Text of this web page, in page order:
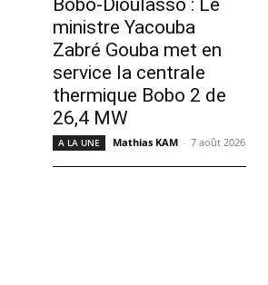
Bobo-Dioulasso : Le
ministre Yacouba
Zabré Gouba met en
service la centrale
thermique Bobo 2 de
26,4 MW
A LA UNE Mathias KAM - 7 août 2026